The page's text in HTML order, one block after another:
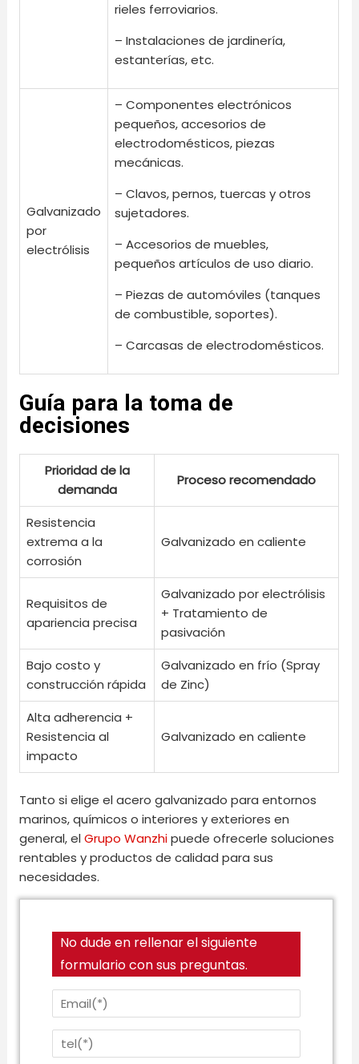
rieles ferroviarios.
– Instalaciones de jardinería,
estanterías, etc.
Galvanizado
por
electrólisis
– Componentes electrónicos
pequeños, accesorios de
electrodomésticos, piezas
mecánicas.
– Clavos, pernos, tuercas y otros
sujetadores.
– Accesorios de muebles,
pequeños artículos de uso diario.
– Piezas de automóviles (tanques
de combustible, soportes).
– Carcasas de electrodomésticos.
Guía para la toma de
decisiones
Prioridad de la
demanda
Proceso recomendado
Resistencia
extrema a la
corrosión
Galvanizado en caliente
Requisitos de
apariencia precisa
Galvanizado por electrólisis
+ Tratamiento de
pasivación
Bajo costo y
construcción rápida
Galvanizado en frío (Spray
de Zinc)
Alta adherencia +
Resistencia al
impacto
Galvanizado en caliente
Tanto si elige el acero galvanizado para entornos
marinos, químicos o interiores y exteriores en
general, elGrupo Wanzhipuede ofrecerle soluciones
rentables y productos de calidad para sus
necesidades.
No dude en rellenar el siguiente
formulario con sus preguntas.